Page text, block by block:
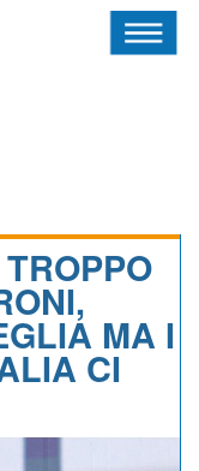
MA I
CI